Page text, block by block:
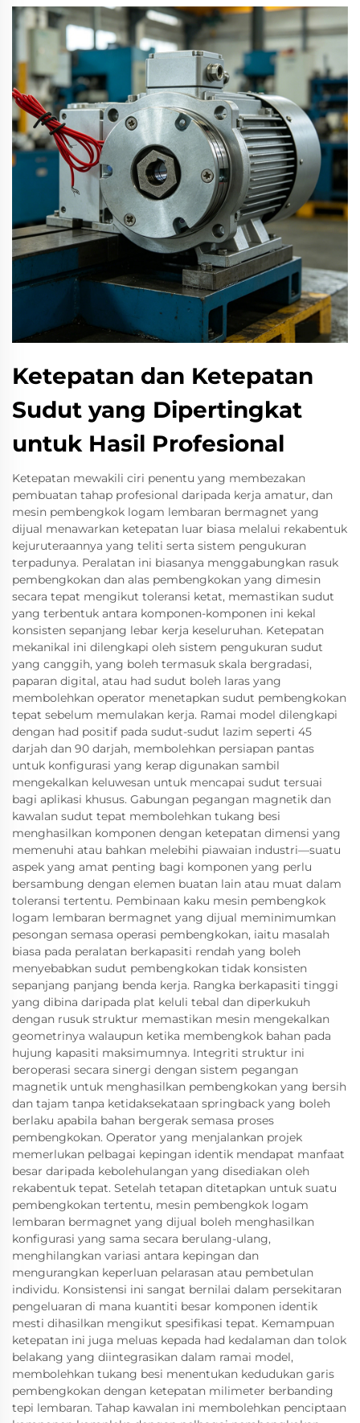
Ketepatan dan Ketepatan
Sudut yang Dipertingkat
untuk Hasil Profesional
Ketepatan mewakili ciri penentu yang membezakan
pembuatan tahap profesional daripada kerja amatur, dan
mesin pembengkok logam lembaran bermagnet yang
dijual menawarkan ketepatan luar biasa melalui rekabentuk
kejuruteraannya yang teliti serta sistem pengukuran
terpadunya. Peralatan ini biasanya menggabungkan rasuk
pembengkokan dan alas pembengkokan yang dimesin
secara tepat mengikut toleransi ketat, memastikan sudut
yang terbentuk antara komponen-komponen ini kekal
konsisten sepanjang lebar kerja keseluruhan. Ketepatan
mekanikal ini dilengkapi oleh sistem pengukuran sudut
yang canggih, yang boleh termasuk skala bergradasi,
paparan digital, atau had sudut boleh laras yang
membolehkan operator menetapkan sudut pembengkokan
tepat sebelum memulakan kerja. Ramai model dilengkapi
dengan had positif pada sudut-sudut lazim seperti 45
darjah dan 90 darjah, membolehkan persiapan pantas
untuk konfigurasi yang kerap digunakan sambil
mengekalkan keluwesan untuk mencapai sudut tersuai
bagi aplikasi khusus. Gabungan pegangan magnetik dan
kawalan sudut tepat membolehkan tukang besi
menghasilkan komponen dengan ketepatan dimensi yang
memenuhi atau bahkan melebihi piawaian industri—suatu
aspek yang amat penting bagi komponen yang perlu
bersambung dengan elemen buatan lain atau muat dalam
toleransi tertentu. Pembinaan kaku mesin pembengkok
logam lembaran bermagnet yang dijual meminimumkan
pesongan semasa operasi pembengkokan, iaitu masalah
biasa pada peralatan berkapasiti rendah yang boleh
menyebabkan sudut pembengkokan tidak konsisten
sepanjang panjang benda kerja. Rangka berkapasiti tinggi
yang dibina daripada plat keluli tebal dan diperkukuh
dengan rusuk struktur memastikan mesin mengekalkan
geometrinya walaupun ketika membengkok bahan pada
hujung kapasiti maksimumnya. Integriti struktur ini
beroperasi secara sinergi dengan sistem pegangan
magnetik untuk menghasilkan pembengkokan yang bersih
dan tajam tanpa ketidaksekataan springback yang boleh
berlaku apabila bahan bergerak semasa proses
pembengkokan. Operator yang menjalankan projek
memerlukan pelbagai kepingan identik mendapat manfaat
besar daripada kebolehulangan yang disediakan oleh
rekabentuk tepat. Setelah tetapan ditetapkan untuk suatu
pembengkokan tertentu, mesin pembengkok logam
lembaran bermagnet yang dijual boleh menghasilkan
konfigurasi yang sama secara berulang-ulang,
menghilangkan variasi antara kepingan dan
mengurangkan keperluan pelarasan atau pembetulan
individu. Konsistensi ini sangat bernilai dalam persekitaran
pengeluaran di mana kuantiti besar komponen identik
mesti dihasilkan mengikut spesifikasi tepat. Kemampuan
ketepatan ini juga meluas kepada had kedalaman dan tolok
belakang yang diintegrasikan dalam ramai model,
membolehkan tukang besi menentukan kedudukan garis
pembengkokan dengan ketepatan milimeter berbanding
tepi lembaran. Tahap kawalan ini membolehkan penciptaan